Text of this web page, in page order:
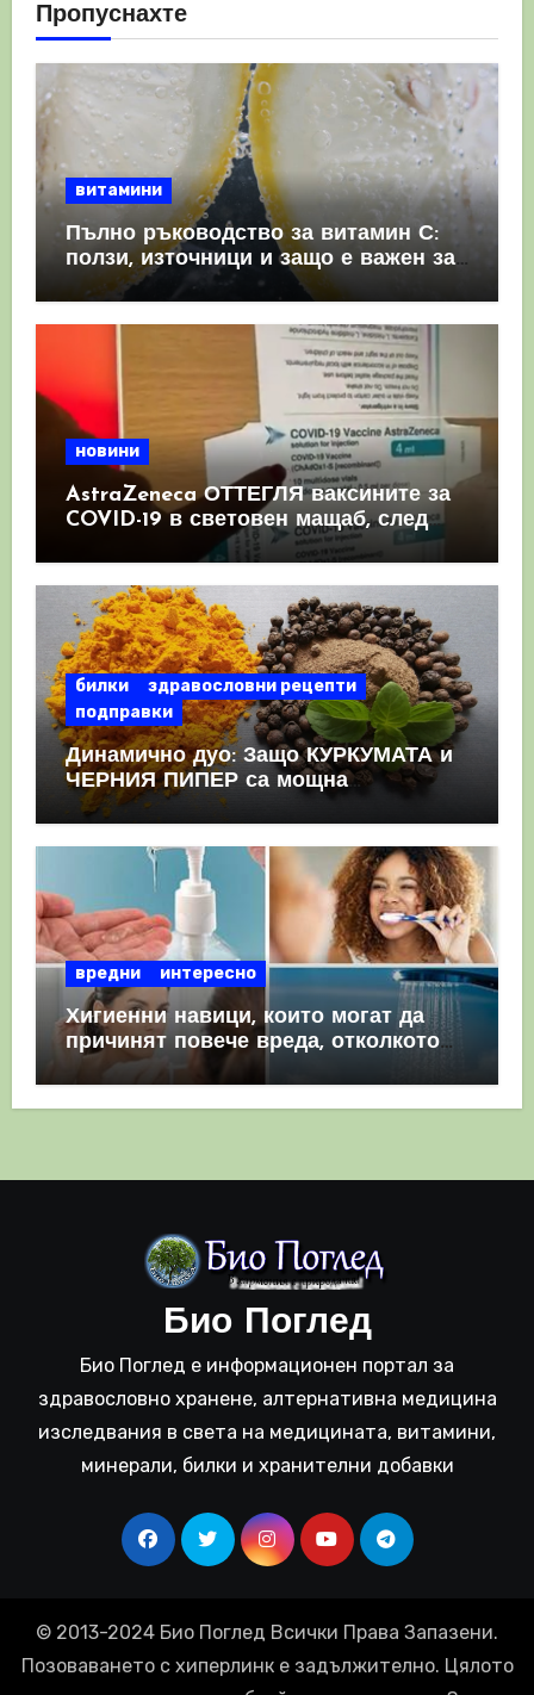
Пропуснахте
витамини
Пълно ръководство за витамин С:
ползи, източници и защо е важен за
имунната система
новини
AstraZeneca ОТТЕГЛЯ ваксините за
COVID-19 в световен мащаб, след
като призна, че те причиняват
КРЪВНИ съсиреци
билки
здравословни рецепти
подправки
Динамично дуо: Защо КУРКУМАТА и
ЧЕРНИЯ ПИПЕР са мощна
комбинация
вредни интересно
Хигиенни навици, които могат да
причинят повече вреда, отколкото
полза
Био Поглед
Био Поглед е информационен портал за
здравословно хранене, алтернативна медицина
изследвания в света на медицината, витамини,
минерали, билки и хранителни добавки
© 2013-2024 Био Поглед Всички Права Запазени.
Позоваването с хиперлинк е задължително. Цялото